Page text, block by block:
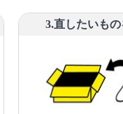
3.直したいも